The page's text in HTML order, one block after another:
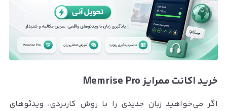
خرید اکانت ممرایز Memrise Pro
اگر می‌خواهید زبان جدیدی را با روش کاربردی، ویدئوهای